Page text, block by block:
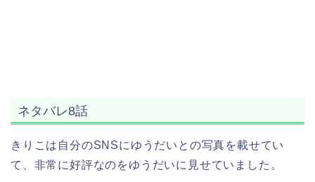
ネタバレ8話
きりこは自分のSNSにゆうだいとの写真を載せてい
て、非常に好評なのをゆうだいに見せていました。